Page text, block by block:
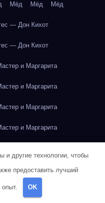
Мёд Мёд Мёд
— Дон Кихот
— Дон Кихот
и Маргарита
и Маргарита
и Маргарита
и Маргарита
и Маргарита
и Маргарита
и другие технологии, чтобы
предоставить лучший
OK